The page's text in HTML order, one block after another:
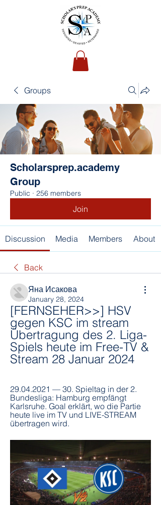
Groups
Scholarsprep.academy
Group
Public · 256 members
Join
Discussion Media Members About
Back
Яна Исакова
January 28, 2024
[FERNSEHER>>] HSV
gegen KSC im stream
Übertragung des 2. Liga-
Spiels heute im Free-TV &
Stream 28 Januar 2024
29.04.2021 — 30. Spieltag in der 2.
Bundesliga: Hamburg empfängt
Karlsruhe. Goal erklärt, wo die Partie
heute live im TV und LIVE-STREAM
übertragen wird.